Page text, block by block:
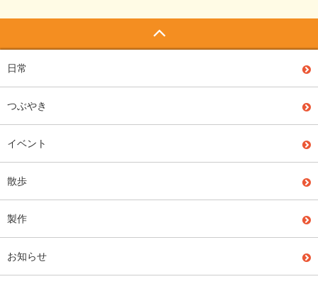
日常
つぶやき
イベント
散歩
製作
お知らせ